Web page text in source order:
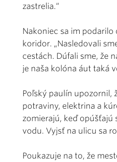
zastrelia.“
Nakoniec sa im
koridor. „Nasledovali
cestách. Dúfali sme, že
je naša kolóna áut taká
Poľský paulín upozornil,
potraviny, elektrina a
zomierajú, keď opúšťajú
vodu. Vyjsť na ulicu sa
Poukazuje na to, že